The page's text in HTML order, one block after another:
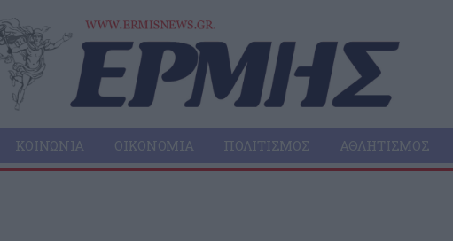
ΚΟΙΝΩΝΊΑ ΟΙΚΟΝΟΜΊΑ ΠΟΛΙΤΙΣΜΌΣ ΑΘΛΗΤΙΣΜΌΣ